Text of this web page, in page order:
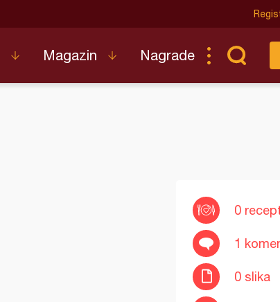
Magazin Nagrade
0
1
0 slika